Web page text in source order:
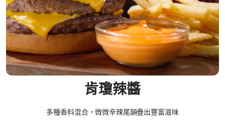
肯瓊辣醬​
多種香料混合，微微辛辣尾韻疊出豐富滋味